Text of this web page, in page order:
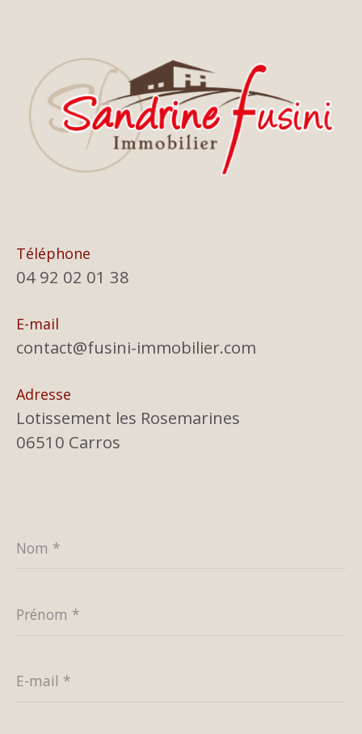
Téléphone
04 92 02 01 38
E-mail
contact@fusini-immobilier.com
Adresse
Lotissement les Rosemarines
06510 Carros
*
*
mail
*